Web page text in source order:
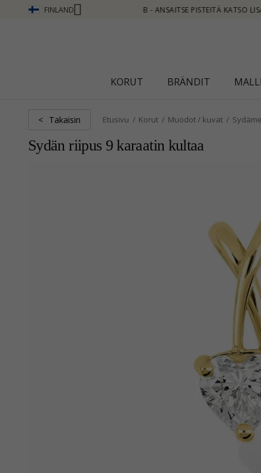
FINLAND
KATSO LISÄÄ - NAPSAUTA TÄSTÄ
KORUT BRÄNDIT
< Takaisin Etusivu Korut Muodot / kuvat
Sydän riipus 9 karaatin kultaa